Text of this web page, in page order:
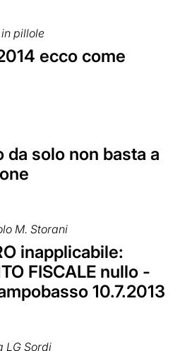
pillole
ecco come
da solo non basta a
M. Storani
inapplicabile:
FISCALE nullo -
10.7.2013
LG Sordi